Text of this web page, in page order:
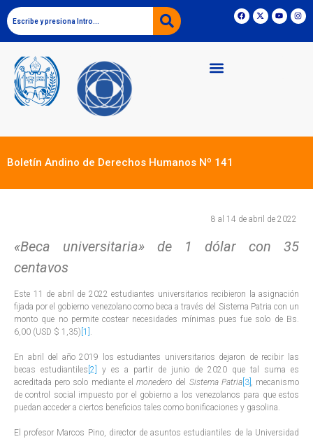
Boletín Andino de Derechos Humanos Nº 141
8 al 14 de abril de 2022
«Beca universitaria» de 1 dólar con 35
centavos
Este 11 de abril de 2022 estudiantes universitarios recibieron la asignación
fijada por el gobierno venezolano como beca a través del Sistema Patria con un
monto que no permite costear necesidades mínimas pues fue solo de Bs.
6,00 (USD $ 1,35) [1] .
En abril del año 2019 los estudiantes universitarios dejaron de recibir las
becas estudiantiles [2]
y es a partir de junio de 2020 que tal suma es
acreditada pero solo mediante elmonedero del Sistema Patria[3] , mecanismo
de control social impuesto por el gobierno a los venezolanos para que estos
puedan acceder a ciertos beneficios tales como bonificaciones y gasolina.
El profesor Marcos Pino, director de asuntos estudiantiles de la Universidad